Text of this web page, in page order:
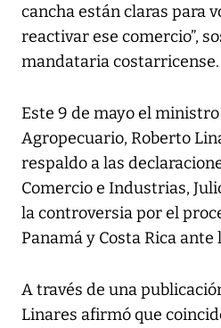
cancha están claras para
reactivar ese comercio”,
mandataria costarricense.
Este 9 de mayo el
Agropecuario, Roberto
respaldo a las
Comercio e Industrias,
la controversia por el
Panamá y Costa Rica ante
A través de una
Linares afirmó que